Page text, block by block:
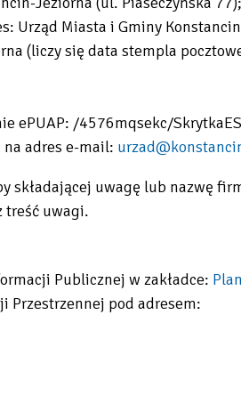
Urząd Miasta i Gminy
(liczy się data stempla
ePUAP: /4576mqsekc/
na adres e-mail:
składającej uwagę lub nazwę
treść uwagi.
Publicznej w zakładce:
Przestrzennej pod adresem: